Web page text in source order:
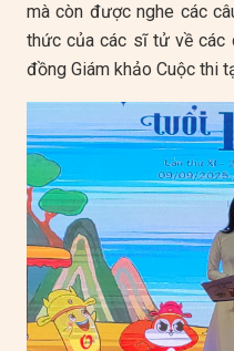
mà còn được nghe các
thức của các sĩ tử về các
đồng Giám khảo Cuộc thi